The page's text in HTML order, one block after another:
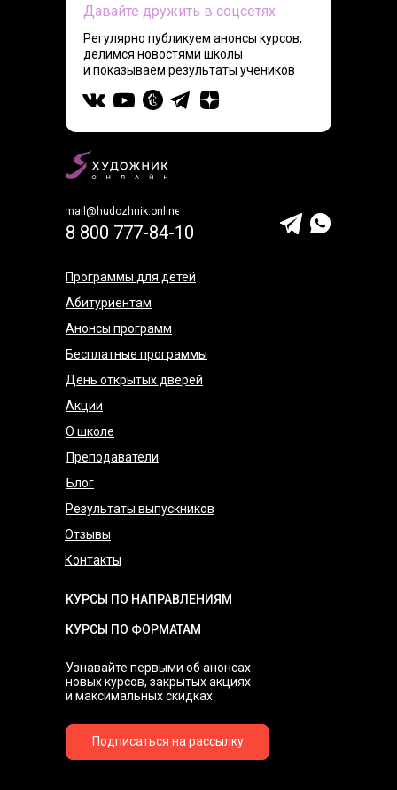
Давайте дружить в соцсетях
mail@hudozhnik.online
Узнавайте первыми об анонсах
новых курсов, закрытых акциях
и максимальных скидках
Регулярно публикуем анонсы курсов,
делимся новостями школы
и показываем результаты учеников
8 800 777-84-10
КУРСЫ ПО НАПРАВЛЕНИЯМ
КУРСЫ ПО ФОРМАТАМ
Программы для детей
Абитуриентам
Анонсы программ
Бесплатные программы
День открытых дверей
Акции
О школе
Преподаватели
Блог
Результаты выпускников
Отзывы
Контакты
Подписаться на рассылку